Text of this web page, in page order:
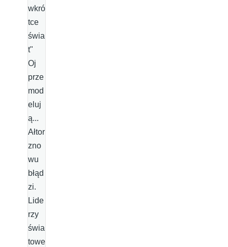
wkró
tce
świa
t"
Oj
prze
mod
eluj
ą...
Ałtor
zno
wu
błąd
zi.
Lide
rzy
świa
towe